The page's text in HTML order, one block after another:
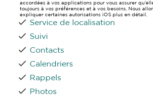
accordées à vos applications pour vous assurer
toujours à vos préférences et à vos besoins. Nous
expliquer certaines autorisations iOS plus en détail.
Service de localisation
Suivi
Contacts
Calendriers
Rappels
Photos